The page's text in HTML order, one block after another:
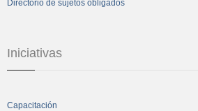
Directorio de sujetos obligados
Iniciativas
Capacitación